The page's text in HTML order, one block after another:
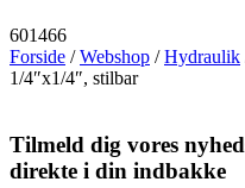
601466
Forside /Webshop /Hydraulik
1/4″x1/4″, stilbar
Tilmeld dig vores
direkte i din indbakke